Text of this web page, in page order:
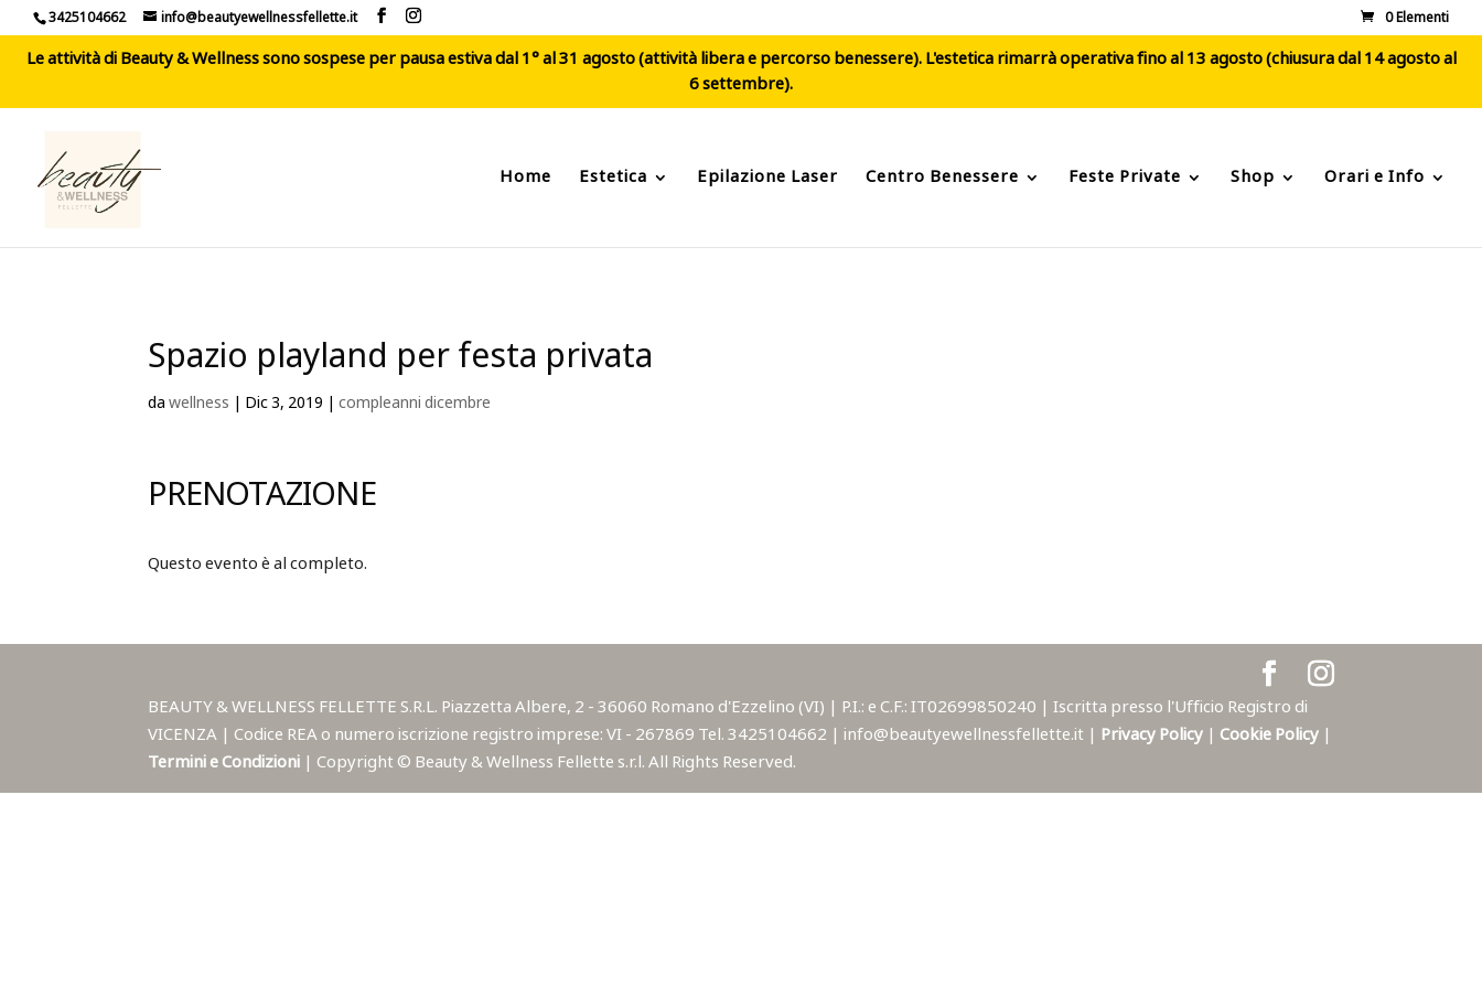
3425104662 info@beautyewellnessfellette.it 0 Elementi
Le attività di Beauty & Wellness sono sospese per pausa estiva dal 1° al 31 agosto (attività libera e percorso benessere). L'estetica rimarrà operativa fino al 13 agosto (chiusura dal 14 agosto al
6 settembre).
Home Estetica Epilazione Laser Centro Benessere Feste Private Shop Orari e Info
Spazio playland per festa privata
dawellness | Dic 3, 2019 |compleanni dicembre
PRENOTAZIONE
Questo evento è al completo.
BEAUTY & WELLNESS FELLETTE S.R.L. Piazzetta Albere, 2 - 36060 Romano d'Ezzelino (VI) | P.I.: e C.F.: IT02699850240 | Iscritta presso l'Ufficio Registro di
VICENZA | Codice REA o numero iscrizione registro imprese: VI - 267869 Tel. 3425104662 | info@beautyewellnessfellette.it | Privacy Policy | Cookie Policy |
Termini e Condizioni | Copyright © Beauty & Wellness Fellette s.r.l. All Rights Reserved.